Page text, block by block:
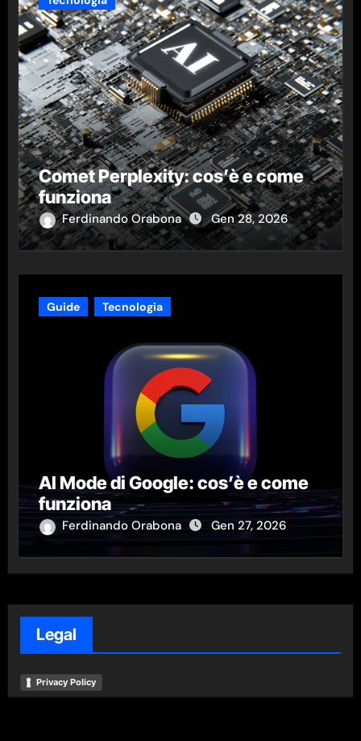
Comet Perplexity: cos’è e come
funziona
Ferdinando Orabona Gen 28, 2026
Guide Tecnologia
AI Mode di Google: cos’è e come
funziona
Ferdinando Orabona Gen 27, 2026
Legal
Privacy Policy